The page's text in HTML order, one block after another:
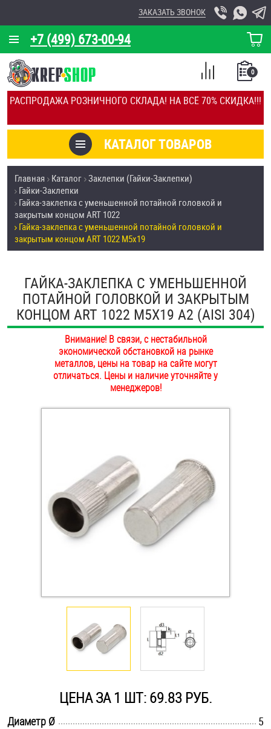
РАСПРОДАЖА РОЗНИЧНОГО СКЛАДА! НА ВСЁ 70% СКИДКА!!!
+7 (499) 673-00-94
ЗАКАЗАТЬ ЗВОНОК
КОРЗИНА
О КОМПАНИИ
КАЛЬКУЛЯТОР
ОТЗЫВЫ
УСЛУГИ
СКИДКИ
ОПТ
ОПЛАТА И ДОСТАВКА
НАШИ МАГАЗИНЫ
КАТАЛОГ ТОВАРОВ
0
СПИСОК
СРАВНЕНИЕ
Товары со скидкой
Анкеры
Антивандальный крепёж, инструмент
Втулки
Гайки
Дюбели
Дюймовый крепёж
Крюки, кольца с метрической резьбой
Крюки, кольца с шурупной резьбой
Саморезы и шурупы
Такелаж
Главная Каталог Заклепки (Гайки-Заклепки)
Гайки-Заклепки
Гайка-заклепка с уменьшенной потайной головкой и
закрытым концом ART 1022
Гайка-заклепка с уменьшенной потайной головкой и
закрытым концом ART 1022 M5х19
ГАЙКА-ЗАКЛЕПКА С УМЕНЬШЕННОЙ
ПОТАЙНОЙ ГОЛОВКОЙ И ЗАКРЫТЫМ
КОНЦОМ ART 1022 M5Х19 А2 (AISI 304)
Внимание! В связи, с нестабильной
экономической обстановкой на рынке
металлов, цены на товар на сайте могут
отличаться. Цены и наличие уточняйте у
менеджеров!
ЦЕНА ЗА 1 ШТ: 69.83 РУБ.
Диаметр Ø
5